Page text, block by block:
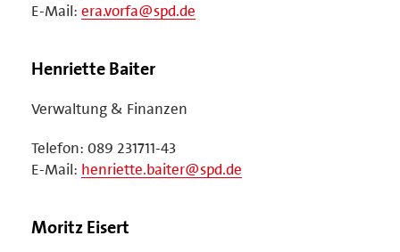
E-Mail: era.vorfa@spd.de
Henriette Baiter
Verwaltung & Finanzen
Telefon: 089 231711-43
E-Mail: henriette.baiter@spd.de
Moritz Eisert